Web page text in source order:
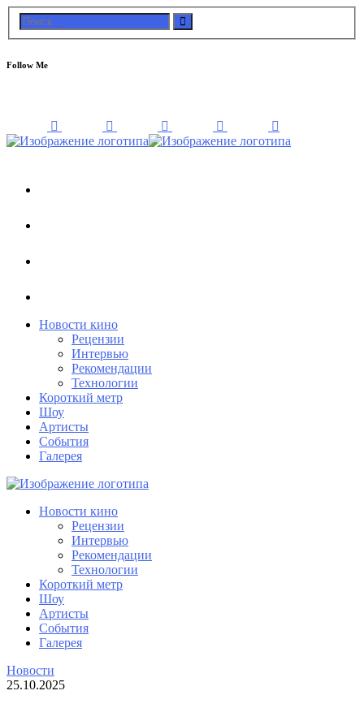
Follow Me
Новости кино
Рецензии
Интервью
Рекомендации
Технологии
Короткий метр
Шоу
Артисты
События
Галерея
Новости кино
Рецензии
Интервью
Рекомендации
Технологии
Короткий метр
Шоу
Артисты
События
Галерея
Новости
25.10.2025